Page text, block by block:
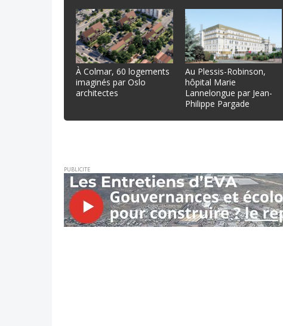
À Colmar, 60 logements
imaginés par Oslo
architectes
Au Plessis-Robinson,
hôpital Marie
Lannelongue par Jean-
Philippe Pargade
PUBLICITE